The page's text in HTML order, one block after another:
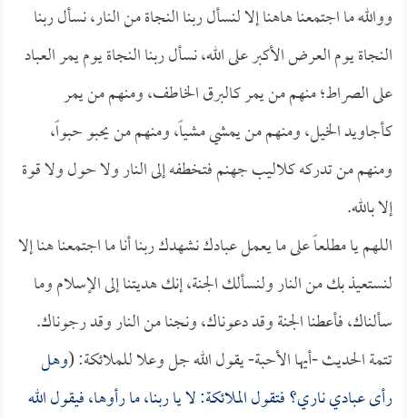
ووالله ما اجتمعنا هاهنا إلا لنسأل ربنا النجاة من النار، نسأل ربنا
النجاة يوم العرض الأكبر على الله، نسأل ربنا النجاة يوم يمر العباد
على الصراط؛ منهم من يمر كالبرق الخاطف، ومنهم من يمر
كأجاويد الخيل، ومنهم من يمشي مشياً، ومنهم من يحبو حبواً،
ومنهم من تدركه كلاليب جهنم فتخطفه إلى النار ولا حول ولا قوة
إلا بالله.
اللهم يا مطلعاً على ما يعمل عبادك نشهدك ربنا أنا ما اجتمعنا هنا إلا
لنستعيذ بك من النار ولنسألك الجنة، إنك هديتنا إلى الإسلام وما
سألناك، فأعطنا الجنة وقد دعوناك، ونجنا من النار وقد رجوناك.
تتمة الحديث -أيها الأحبة- يقول الله جل وعلا للملائكة: (وهل
رأى عبادي ناري؟ فتقول الملائكة: لا يا ربنا، ما رأوها، فيقول الله